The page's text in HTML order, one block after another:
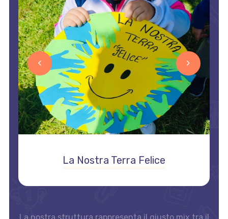
La Nostra Terra Felice
La nostra struttura rappresenta il giusto mix tra il